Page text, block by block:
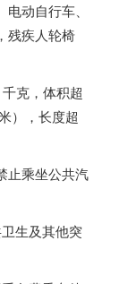
动自行车、
残疾人轮椅
克，体积超
），长度超
止乘坐公共汽
生及其他突